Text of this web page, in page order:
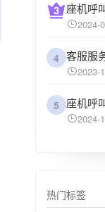
座机呼
2024-
4
2023-
5
2024-
热门标签